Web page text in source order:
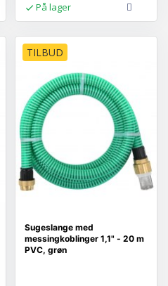
På lager
TILBUD
Sugeslange med
messingkoblinger 1,1" - 20 m
PVC, grøn